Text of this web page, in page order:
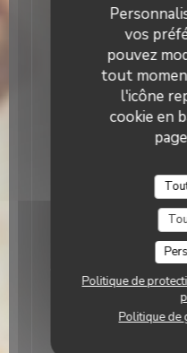
vos
pouvez
tout
l'icône
cookie en
Politique de
Politique de
vos plats préférés
simplement chez
Antipasti
Différents
Petites fritures de
gambas,